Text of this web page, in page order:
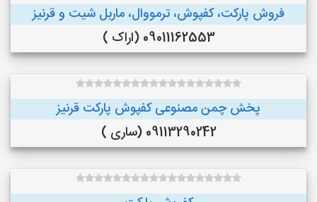
فروش پارکت، کفپوش، ترمووال، ماربل شیت و قرنیز
09011162553 (اراک )
پخش چمن مصنوعی کفپوش پارکت قرنیز
09113290242 (ساری )